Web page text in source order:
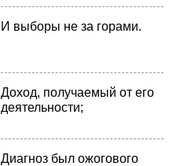
И выборы не за горами.
Доход, получаемый от его
деятельности;
Диагноз был ожогового